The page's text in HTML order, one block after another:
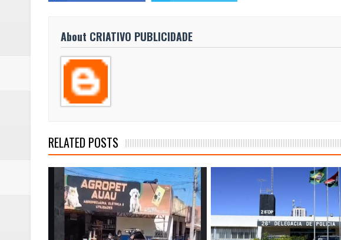
About CRIATIVO PUBLICIDADE
RELATED POSTS